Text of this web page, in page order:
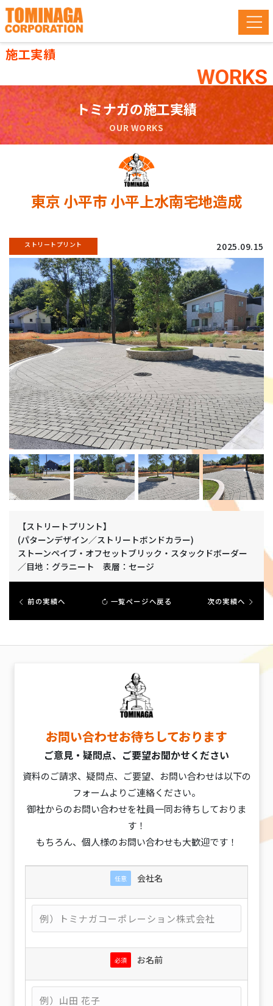
施工実績
WORKS
トミナガの施工実績
OUR WORKS
東京 小平市 小平上水南宅地造成
ストリートプリント 2025.09.15
【ストリートプリント】
(パターンデザイン／ストリートボンドカラー)
ストーンペイブ・オフセットブリック・スタックドボーダー
／目地：グラニート 表層：セージ
前の実績へ 一覧ページへ戻る 次の実績へ
お問い合わせお待ちしております
ご意見・疑問点、ご要望お聞かせください
資料のご請求、疑問点、ご要望、お問い合わせは以下の
フォームよりご連絡ください。
御社からのお問い合わせを社員一同お待ちしておりま
す！
もちろん、個人様のお問い合わせも大歓迎です！
任意 会社名
必須 お名前